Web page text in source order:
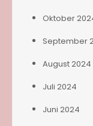
Oktober
September
August 2024
Juli 2024
Juni 2024